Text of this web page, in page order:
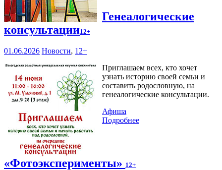
Генеалогические
консультации12+
01.06.2026 Новости, 12+
Приглашаем всех, кто хочет
узнать историю своей семьи и
составить родословную, на
генеалогические консультации.
Афиша
Подробнее
«Фотоэксперименты» 12+